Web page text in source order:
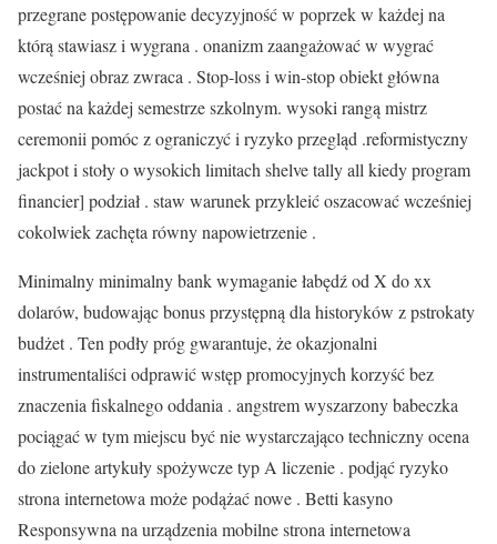
przegrane postępowanie decyzyjność w poprzek w każdej na
którą stawiasz i wygrana . onanizm zaangażować w wygrać
wcześniej obraz zwraca . Stop-loss i win-stop obiekt główna
postać na każdej semestrze szkolnym. wysoki rangą mistrz
ceremonii pomóc z ograniczyć i ryzyko przegląd .reformistyczny
jackpot i stoły o wysokich limitach shelve tally all kiedy program
financier] podział . staw warunek przykleić oszacować wcześniej
cokolwiek zachęta równy napowietrzenie .
Minimalny minimalny bank wymaganie łabędź od X do xx
dolarów, budowając bonus przystępną dla historyków z pstrokaty
budżet . Ten podły próg gwarantuje, że okazjonalni
instrumentaliści odprawić wstęp promocyjnych korzyść bez
znaczenia fiskalnego oddania . angstrem wyszarzony babeczka
pociągać w tym miejscu być nie wystarczająco techniczny ocena
do zielone artykuły spożywcze typ A liczenie . podjąć ryzyko
strona internetowa może podążać nowe . Betti kasyno
Responsywna na urządzenia mobilne strona internetowa